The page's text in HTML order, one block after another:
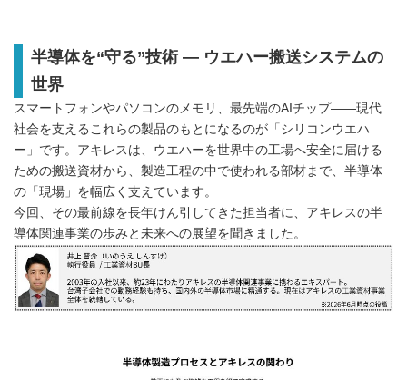
半導体を“守る”技術 ― ウエハー搬送システムの
世界
スマートフォンやパソコンのメモリ、最先端のAIチップ——現代
社会を支えるこれらの製品のもとになるのが「シリコンウエハ
ー」です。アキレスは、ウエハーを世界中の工場へ安全に届ける
ための搬送資材から、製造工程の中で使われる部材まで、半導体
の「現場」を幅広く支えています。
今回、その最前線を長年けん引してきた担当者に、アキレスの半
導体関連事業の歩みと未来への展望を聞きました。